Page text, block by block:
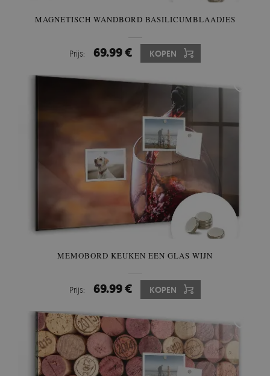
MAGNETISCH WANDBORD BASILICUMBLAADJES
Prijs: 69.99 € KOPEN
MEMOBORD KEUKEN EEN GLAS WIJN
Prijs: 69.99 € KOPEN